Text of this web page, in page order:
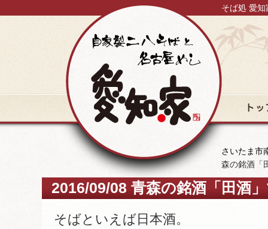
そば処 愛
さいたま市
森の銘酒「
2016/09/08 青森の銘酒「田酒
そばといえば日本酒。